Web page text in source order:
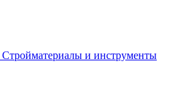
Стройматериалы и инструменты